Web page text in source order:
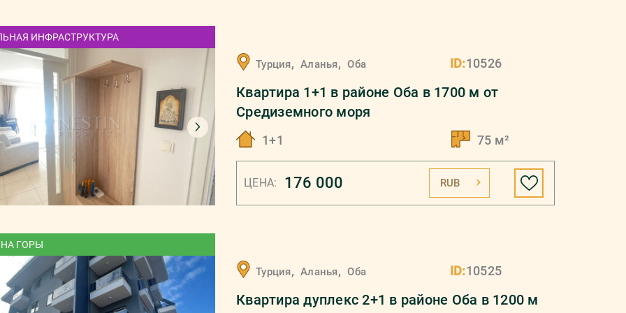
ИНФРАСТРУКТУРА
Турция, Аланья, Оба ID:10526
Квартира 1+1 в районе Оба в 1700 м от
Средиземного моря
1+1 75 м²
ЦЕНА: 176 000 RUB
ГОРЫ
Турция, Аланья, Оба ID:10525
Квартира дуплекс 2+1 в районе Оба в 1200 м